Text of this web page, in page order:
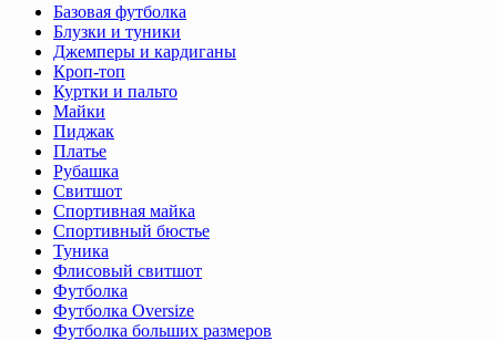
Базовая футболка
Блузки и туники
Джемперы и кардиганы
Кроп-топ
Куртки и пальто
Майки
Пиджак
Платье
Рубашка
Свитшот
Спортивная майка
Спортивный бюстье
Туника
Флисовый свитшот
Футболка
Футболка Oversize
Футболка больших размеров